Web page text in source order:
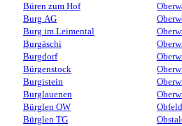
Büren zum Hof
Burg AG
Burg im Leimental
Burgäschi
Burgdorf
Bürgenstock
Burgistein
Burglauenen
Bürglen OW
Bürglen TG